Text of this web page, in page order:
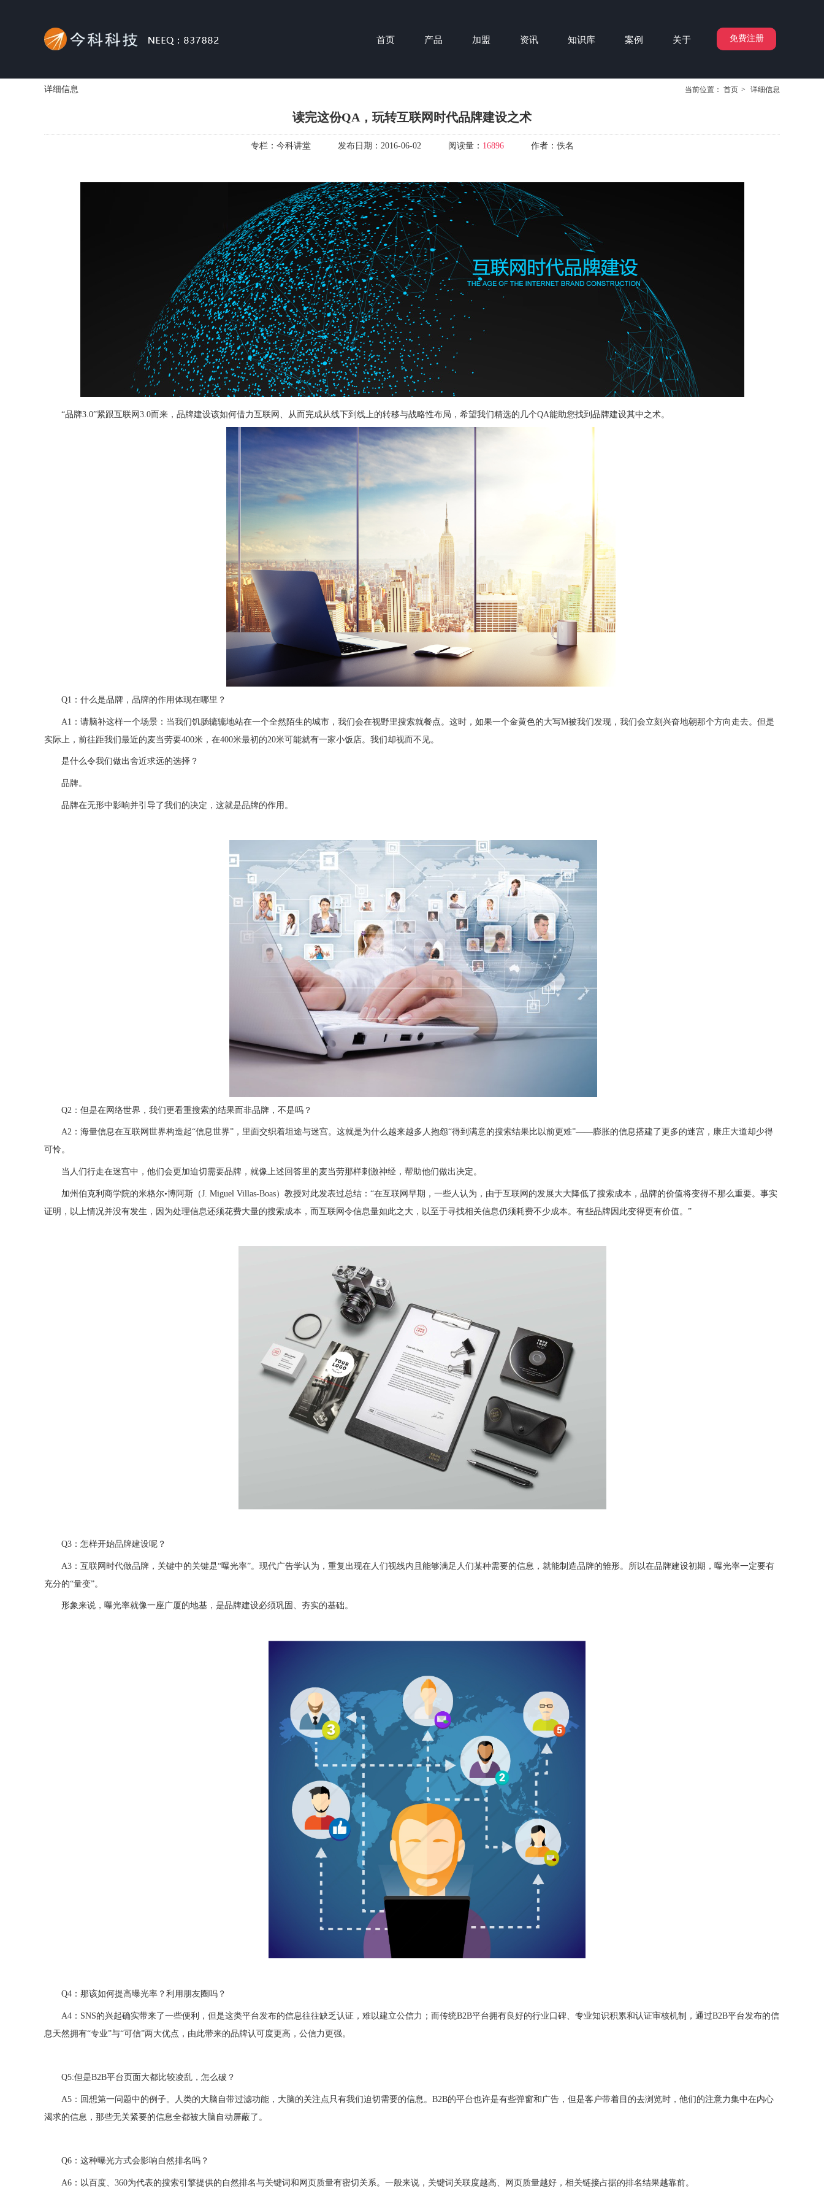
免费注册
首页 产品 加盟 资讯 知识库 案例 关于
详细信息 当前位置： 首页 > 详细信息
读完这份QA，玩转互联网时代品牌建设之术
专栏： 今科讲堂 发布日期： 2016-06-02 阅读量： 16896 作者： 佚名
“品牌3.0”紧跟互联网3.0而来，品牌建设该如何借力互联网、从而完成从线下到线上的转移与战略性布局，希望我们精选的几个QA能助您找到品牌建设其中之术。
Q1：什么是品牌，品牌的作用体现在哪里？
A1：请脑补这样一个场景：当我们饥肠辘辘地站在一个全然陌生的城市，我们会在视野里搜索就餐点。这时，如果一个金黄色的大写M被我们发现，我们会立刻兴奋地朝那个方向走去。但是
实际上，前往距我们最近的麦当劳要400米，在400米最初的20米可能就有一家小饭店。我们却视而不见。
是什么令我们做出舍近求远的选择？
品牌。
品牌在无形中影响并引导了我们的决定，这就是品牌的作用。
Q2：但是在网络世界，我们更看重搜索的结果而非品牌，不是吗？
A2：海量信息在互联网世界构造起“信息世界”，里面交织着坦途与迷宫。这就是为什么越来越多人抱怨“得到满意的搜索结果比以前更难”——膨胀的信息搭建了更多的迷宫，康庄大道却少得
可怜。
当人们行走在迷宫中，他们会更加迫切需要品牌，就像上述回答里的麦当劳那样刺激神经，帮助他们做出决定。
加州伯克利商学院的米格尔•博阿斯（J. Miguel Villas-Boas）教授对此发表过总结：“在互联网早期，一些人认为，由于互联网的发展大大降低了搜索成本，品牌的价值将变得不那么重要。事实
证明，以上情况并没有发生，因为处理信息还须花费大量的搜索成本，而互联网令信息量如此之大，以至于寻找相关信息仍须耗费不少成本。有些品牌因此变得更有价值。”
Q3： 怎样开始品牌建设呢？
A3：互联网时代做品牌，关键中的关键是“曝光率”。现代广告学认为，重复出现在人们视线内且能够满足人们某种需要的信息，就能制造品牌的雏形。所以在品牌建设初期，曝光率一定要有
充分的“量变”。
形象来说，曝光率就像一座广厦的地基，是品牌建设必须巩固、夯实的基础。
Q4：那该如何提高曝光率？利用朋友圈吗？
A4：SNS的兴起确实带来了一些便利，但是这类平台发布的信息往往缺乏认证，难以建立公信力；而传统B2B平台拥有良好的行业口碑、专业知识积累和认证审核机制，通过B2B平台发布的信
息天然拥有“专业”与“可信”两大优点，由此带来的品牌认可度更高，公信力更强。
Q5:但是B2B平台页面大都比较凌乱，怎么破？
A5：回想第一问题中的例子。人类的大脑自带过滤功能，大脑的关注点只有我们迫切需要的信息。B2B的平台也许是有些弹窗和广告，但是客户带着目的去浏览时，他们的注意力集中在内心
渴求的信息，那些无关紧要的信息全都被大脑自动屏蔽了。
Q6：这种曝光方式会影响自然排名吗？
A6：以百度、360为代表的搜索引擎提供的自然排名与关键词和网页质量有密切关系。一般来说，关键词关联度越高、网页质量越好，相关链接占据的排名结果越靠前。